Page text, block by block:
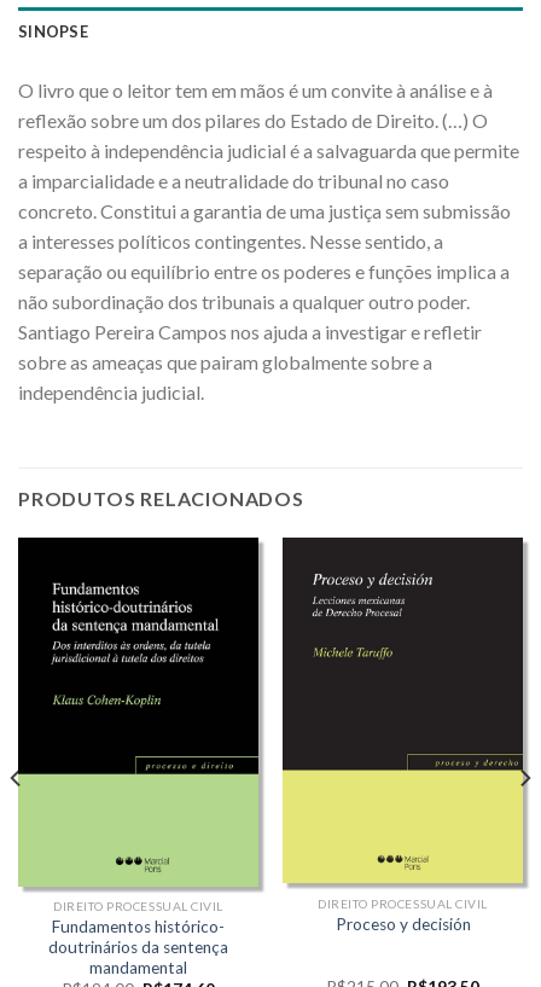
SINOPSE
O livro que o leitor tem em mãos é um convite à análise e à
reflexão sobre um dos pilares do Estado de Direito. (…) O
respeito à independência judicial é a salvaguarda que permite
a imparcialidade e a neutralidade do tribunal no caso
concreto. Constitui a garantia de uma justiça sem submissão
a interesses políticos contingentes. Nesse sentido, a
separação ou equilíbrio entre os poderes e funções implica a
não subordinação dos tribunais a qualquer outro poder.
Santiago Pereira Campos nos ajuda a investigar e refletir
sobre as ameaças que pairam globalmente sobre a
independência judicial.
PRODUTOS RELACIONADOS
DIREITO PROCESSUAL CIVIL
Fundamentos histórico-
doutrinários da sentença
mandamental
DIREITO PROCESSUAL CIVIL
Proceso y decisión